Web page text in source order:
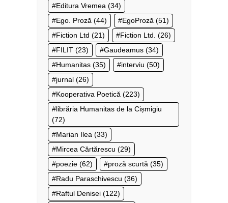
Editura Vremea (34)
Ego. Proză (44) EgoProză (51)
Fiction Ltd (21) Fiction Ltd. (26)
FILIT (23) Gaudeamus (34)
Humanitas (35) interviu (50)
jurnal (26)
Kooperativa Poetică (223)
librăria Humanitas de la Cișmigiu
(72)
Marian Ilea (33)
Mircea Cărtărescu (29)
poezie (62) proză scurtă (35)
Radu Paraschivescu (36)
Raftul Denisei (122)